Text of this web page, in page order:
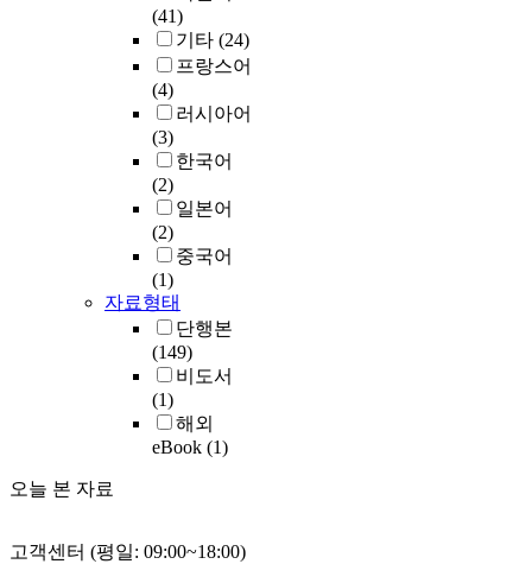
(41)
기타 (24)
프랑스어
(4)
러시아어
(3)
한국어
(2)
일본어
(2)
중국어
(1)
자료형태
단행본
(149)
비도서
(1)
해외
eBook (1)
오늘 본 자료
고객센터 (평일: 09:00~18:00)